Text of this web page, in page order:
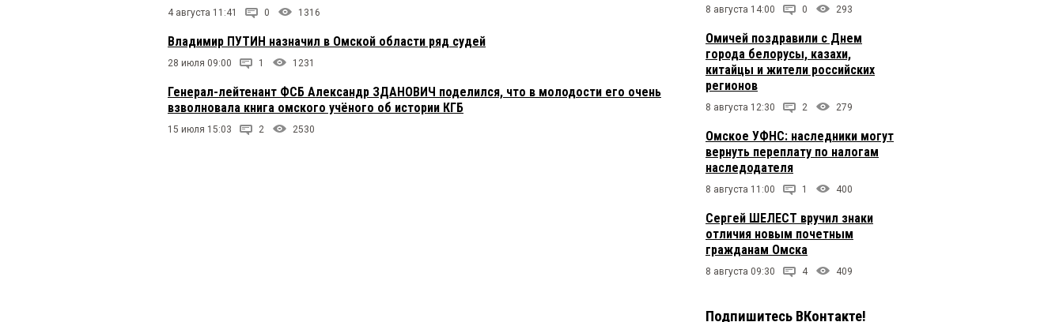
4 августа 11:41 0 1316
Владимир ПУТИН назначил в Омской области ряд судей
28 июля 09:00 1 1231
Генерал-лейтенант ФСБ Александр ЗДАНОВИЧ поделился, что в молодости его очень
взволновала книга омского учёного об истории КГБ
15 июля 15:03 2 2530
8 августа 14:00 0 293
Омичей поздравили с Днем
города белорусы, казахи,
китайцы и жители российских
регионов
8 августа 12:30 2 279
Омское УФНС: наследники могут
вернуть переплату по налогам
наследодателя
8 августа 11:00 1 400
Сергей ШЕЛЕСТ вручил знаки
отличия новым почетным
гражданам Омска
8 августа 09:30 4 409
Подпишитесь ВКонтакте!